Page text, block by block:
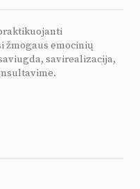
žmogaus emocinių
savirealizacija,